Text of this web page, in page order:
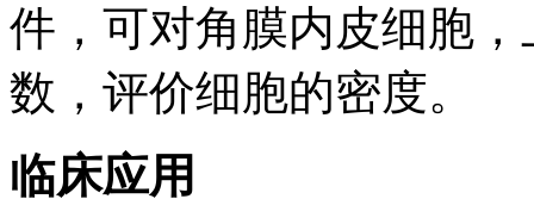
件，可对角膜内皮细胞
数，评价细胞的密度。
临床应用